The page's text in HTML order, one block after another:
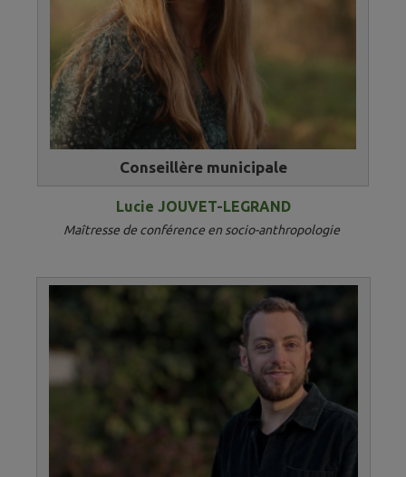
Conseillère municipale
Lucie JOUVET-LEGRAND
Maîtresse de conférence en socio-anthropologie